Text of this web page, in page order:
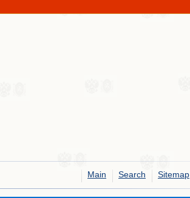
Main Search Sitemap